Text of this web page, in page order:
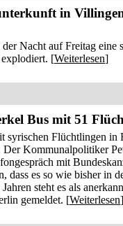
in
Nacht auf Freitag eine
[Weiterlesen]
Bus mit 51
syrischen Flüchtlingen
Kommunalpolitiker
mit
dass es so wie bisher in
steht es als
gemeldet. [Weiterlesen]